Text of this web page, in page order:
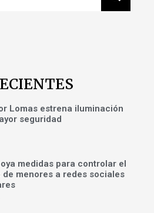
Lomas estrena iluminación
seguridad
medidas para controlar el
de menores a redes sociales